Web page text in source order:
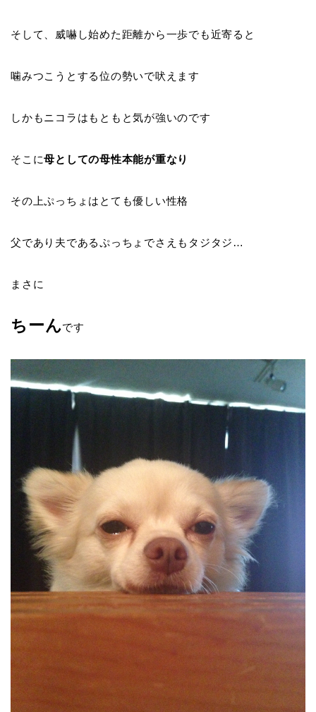
そして、威嚇し始めた距離から一歩でも近寄ると
噛みつこうとする位の勢いで吠えます
しかもニコラはもともと気が強いのです
そこに母としての母性本能が重なり
その上ぷっちょはとても優しい性格
父であり夫であるぷっちょでさえもタジタジ…
まさに
ちーんです